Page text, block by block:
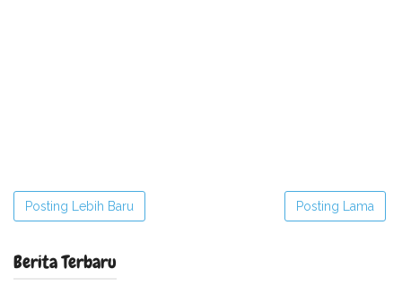
Posting Lebih Baru Posting Lama
Berita Terbaru